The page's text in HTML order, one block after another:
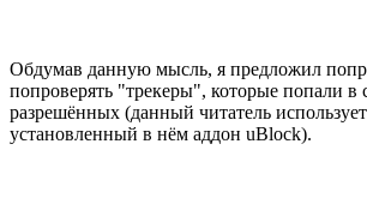
Обдумав данную мысль, я предложил
попроверять "трекеры", которые попали в
разрешённых (данный читатель
установленный в нём аддон uBlock).